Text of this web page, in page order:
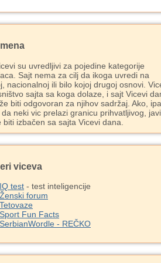
su uvredljivi za pojedine kategorije
Sajt nema za cilj da ikoga uvredi na
nacionalnoj ili bilo kojoj drugoj osnovi.
sajta sa koga dolaze, i sajt Vicevi
biti odgovoran za njihov sadržaj. Ako,
da neki vic prelazi granicu prihvatljivog,
biti izbačen sa sajta Vicevi dana.
viceva
IQ test - test inteligencije
Ženski forum
Tetovaze
Sport Fun Facts
SerbianWordle - REČKO